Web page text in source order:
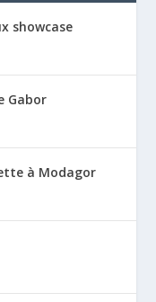
showcase
Gabor
à Modagor